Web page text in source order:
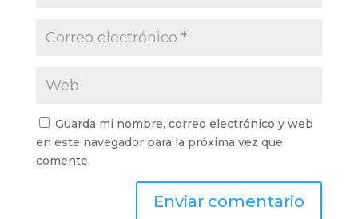
Guarda mi nombre, correo electrónico y web
en este navegador para la próxima vez que
comente.